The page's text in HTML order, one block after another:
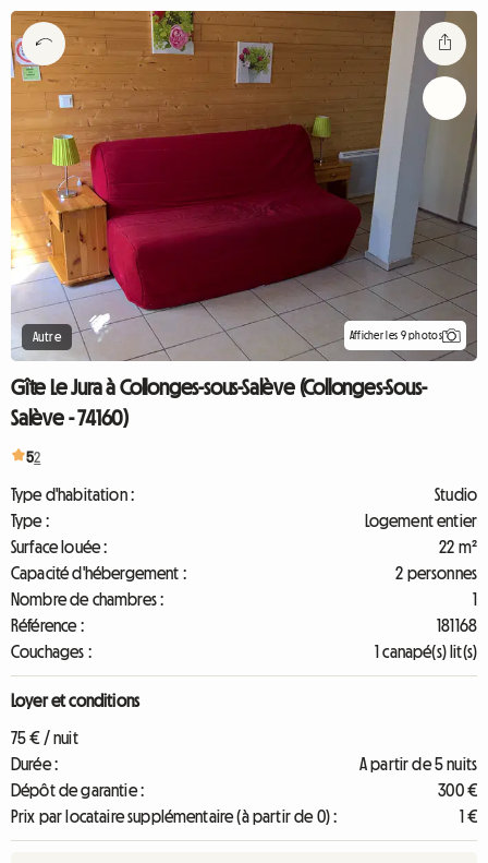
Autre Afficher les 9 photos
Gîte Le Jura à Collonges-sous-Salève (Collonges-Sous-
Salève - 74160)
52
Type d'habitation :
Studio
Type :
Logement entier
Surface louée :
22 m²
Capacité d'hébergement :
2 personnes
Nombre de chambres :
1
Référence :
181168
Couchages :
1 canapé(s) lit(s)
Loyer et conditions
75 € / nuit
Durée :
A partir de 5 nuits
Dépôt de garantie :
300 €
Prix par locataire supplémentaire (à partir de 0) :
1 €